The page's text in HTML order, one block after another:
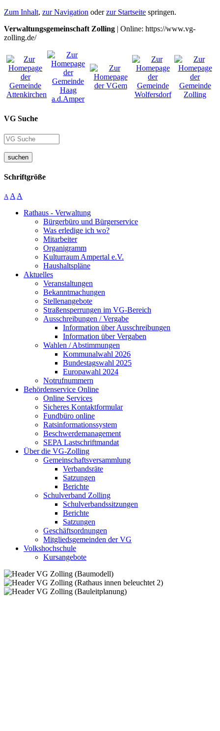
Zum Inhalt, zur Navigation oderzur Startseite springen.
Verwaltungsgemeinschaft Zolling | Online: https://www.vg-
zolling.de/
VG Suche
suchen
Schriftgröße
A A A
Rathaus - Verwaltung
Bürgerbüro und Bürgerservice
Was erledige ich wo?
Mitarbeiter
Organigramm
Kulturraum Ampertal e.V.
Haushaltspläne
Aktuelles
Veranstaltungen
Bekanntmachungen
Stellenangebote
Straßensperrungen im VG-Bereich
Ausschreibungen / Vergabe
Information über Ausschreibungen
Information über Vergaben
Wahlen / Abstimmungen
Kommunalwahl 2026
Bundestagswahl 2025
Europawahl 2024
Notrufnummern
Behördenservice Online
Online Services
Sicheres Kontaktformular
Fundbüro online
Ratsinformationssystem
Beschwerdemanagement
SEPA Lastschriftmandat
Über die VG-Zolling
Gemeinschaftsversammlung
Verbandsräte
Satzungen
Berichte
Schulverband Zolling
Schulverbandssitzungen
Berichte
Satzungen
Geschäftsordnungen
Mitgliedsgemeinden der VG
Volkshochschule
Kursangebote